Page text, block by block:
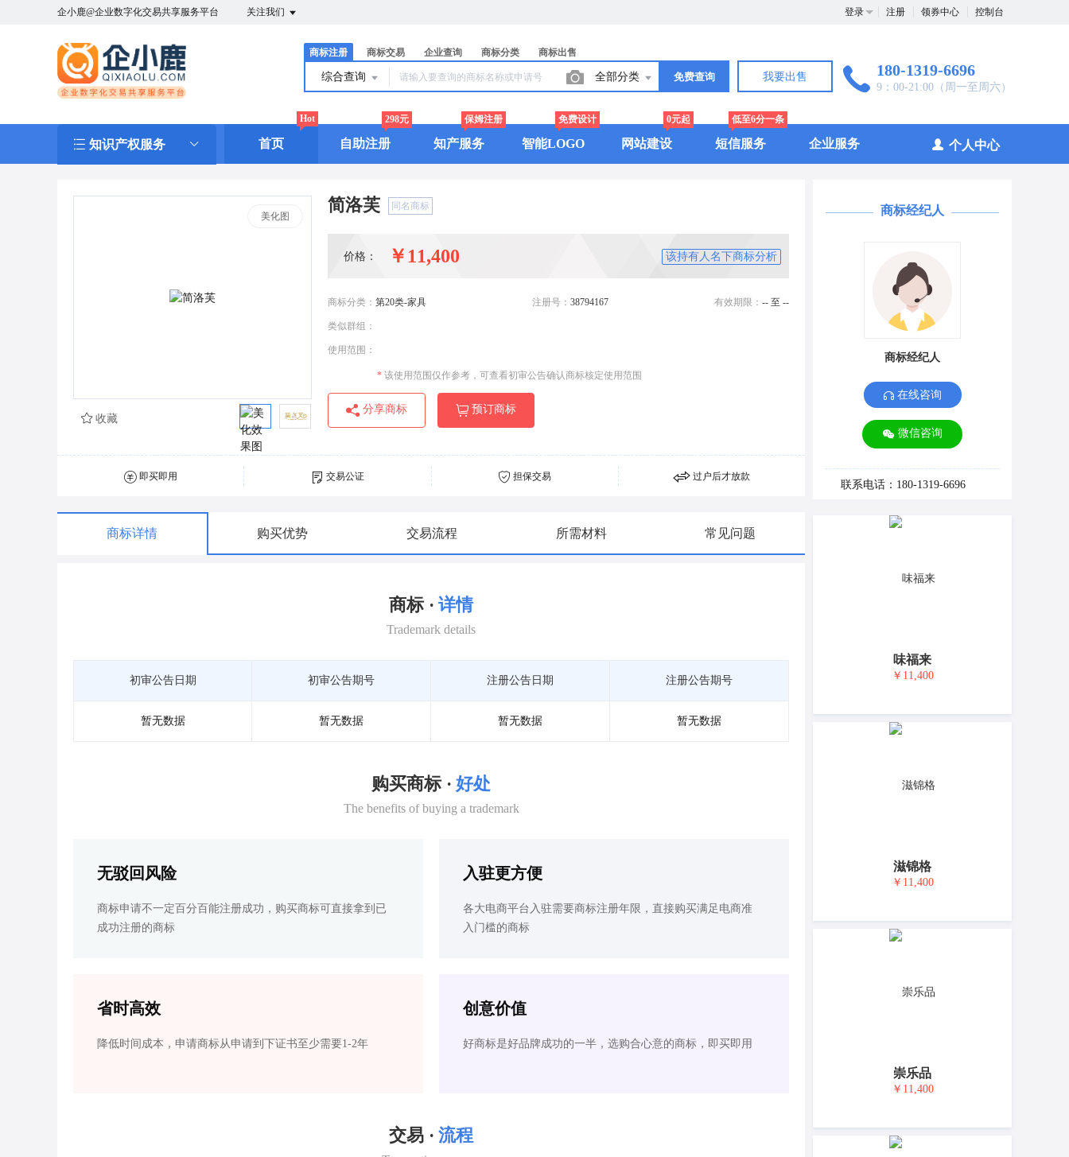
企小鹿@企业数字化交易共享服务平台 关注我们 登录 注册 领券中心 控制台
商标注册 商标交易 企业查询 商标分类 商标出售
综合查询 全部分类 免费查询 我要出售 180-1319-6696
9：00-21:00（周一至周六）
知识产权服务 首页
Hot
自助注册
298元
知产服务
保姆注册
智能LOGO
免费设计
网站建设
0元起
短信服务
低至6分一条
企业服务 个人中心
美化图
简洛芙 同名商标
价格： ￥11,400 该持有人名下商标分析
商标分类： 第20类-家具 注册号： 38794167 有效期限： -- 至 --
类似群组：
使用范围：
* 该使用范围仅作参考，可查看初审公告确认商标核定使用范围
分享商标 预订商标
收藏
即买即用 交易公证 担保交易 过户后才放款
商标详情 购买优势 交易流程 所需材料 常见问题
商标 · 详情
Trademark details
初审公告日期 初审公告期号 注册公告日期 注册公告期号
暂无数据 暂无数据 暂无数据 暂无数据
购买商标 · 好处
The benefits of buying a trademark
无驳回风险
商标申请不一定百分百能注册成功，购买商标可直接拿到已
成功注册的商标
入驻更方便
各大电商平台入驻需要商标注册年限，直接购买满足电商准
入门槛的商标
省时高效
降低时间成本，申请商标从申请到下证书至少需要1-2年
创意价值
好商标是好品牌成功的一半，选购合心意的商标，即买即用
交易 · 流程
商标经纪人
商标经纪人
在线咨询
微信咨询
联系电话：180-1319-6696
味福来
￥11,400
滋锦格
￥11,400
崇乐品
￥11,400